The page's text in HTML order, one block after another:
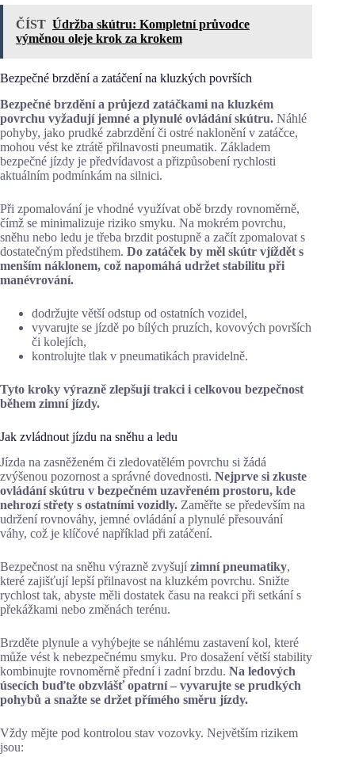
ČÍST Údržba skútru: Kompletní průvodce
výměnou oleje krok za krokem
Bezpečné brzdění a zatáčení na kluzkých površích
Bezpečné brzdění a průjezd zatáčkami na kluzkém
povrchu vyžadují jemné a plynulé ovládání skútru. Náhlé
pohyby, jako prudké zabrzdění či ostré naklonění v zatáčce,
mohou vést ke ztrátě přilnavosti pneumatik. Základem
bezpečné jízdy je předvídavost a přizpůsobení rychlosti
aktuálním podmínkám na silnici.
Při zpomalování je vhodné využívat obě brzdy rovnoměrně,
čímž se minimalizuje riziko smyku. Na mokrém povrchu,
sněhu nebo ledu je třeba brzdit postupně a začít zpomalovat s
dostatečným předstihem. Do zatáček by měl skútr vjíždět s
menším náklonem, což napomáhá udržet stabilitu při
manévrování.
dodržujte větší odstup od ostatních vozidel,
vyvarujte se jízdě po bílých pruzích, kovových površích
či kolejích,
kontrolujte tlak v pneumatikách pravidelně.
Tyto kroky výrazně zlepšují trakci i celkovou bezpečnost
během zimní jízdy.
Jak zvládnout jízdu na sněhu a ledu
Jízda na zasněženém či zledovatělém povrchu si žádá
zvýšenou pozornost a správné dovednosti. Nejprve si zkuste
ovládání skútru v bezpečném uzavřeném prostoru, kde
nehrozí střety s ostatními vozidly. Zaměřte se především na
udržení rovnováhy, jemné ovládání a plynulé přesouvání
váhy, což je klíčové například při zatáčení.
Bezpečnost na sněhu výrazně zvyšují zimní pneumatiky,
které zajišťují lepší přilnavost na kluzkém povrchu. Snižte
rychlost tak, abyste měli dostatek času na reakci při setkání s
překážkami nebo změnách terénu.
Brzděte plynule a vyhýbejte se náhlému zastavení kol, které
může vést k nebezpečnému smyku. Pro dosažení větší stability
kombinujte rovnoměrně přední i zadní brzdu. Na ledových
úsecích buďte obzvlášť opatrní – vyvarujte se prudkých
pohybů a snažte se držet přímého směru jízdy.
Vždy mějte pod kontrolou stav vozovky. Největším rizikem
jsou: